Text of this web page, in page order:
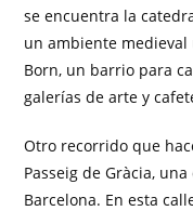
se encuentra la
un ambiente medieval
Born, un barrio para
galerías de arte y
Otro recorrido que
Passeig de Gràcia,
Barcelona. En esta